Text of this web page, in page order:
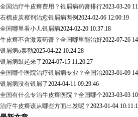
全国治疗牛皮癣费用？银屑病药膏排行2023-03-20
石榴皮炭察剂治愈银屑病两例2024-02-06 12:00:19
全国哪里看小儿银屑病2024-02-20 10:37:18
牛皮癣不含激素药膏？全国哪里能治好2022-07-26
银屑病o泰勒2025-04-22 10:24:28
银屑病鼓起来了2024-07-15 11:20:27
全国哪个医院治疗银屑病专业？全国治2023-01-09
银屑病没有银屑了2024-04-11 09:29:46
全国有什么专治牛皮癣医院？全国哪个2023-03-03
治疗牛皮癣该从哪些方面出发呢？ 2023-01-04